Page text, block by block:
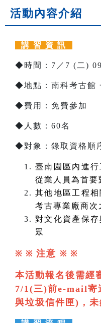
活動內容介紹
講 習 資 訊
◆時間：7／7 (二)
◆地點：南科考古館
◆費用：免費參加
◆人數：60名
◆對象：錄取資格順
臺南園區內進
從業人員為首要
其他地區工程相
考古專業廠商次
對文化資產保
眾
※ ※ 注意 ※ ※
本活動報名後需經
7/1(三)前e-mail寄
與垃圾信件匣)，未